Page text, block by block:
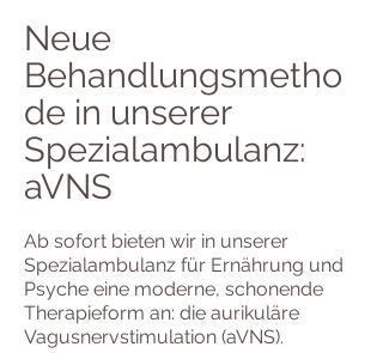
Neue
Behandlungsmetho
de in unserer
Spezialambulanz:
aVNS
Ab sofort bieten wir in unserer
Spezialambulanz für Ernährung und
Psyche eine moderne, schonende
Therapieform an: die aurikuläre
Vagusnervstimulation (aVNS).